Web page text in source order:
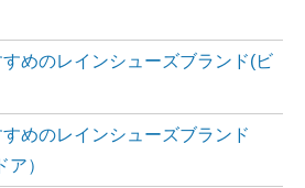
めのレインシューズブランド(ビ
めのレインシューズブランド
ア）